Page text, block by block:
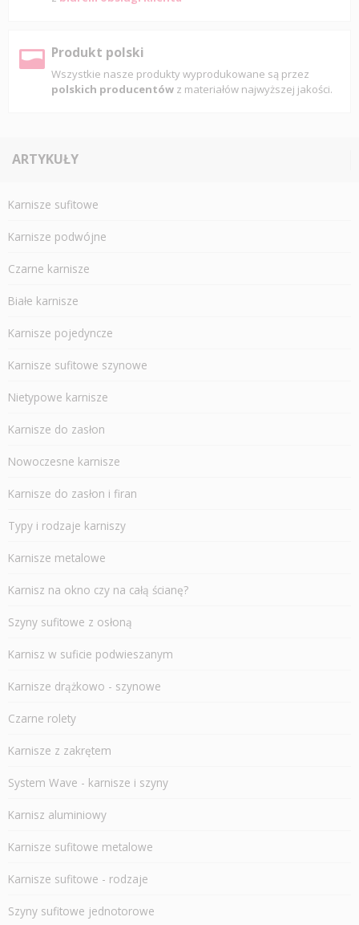
Produkt polski
Wszystkie nasze produkty wyprodukowane są przez
polskich producentów z materiałów najwyższej jakości.
ARTYKUŁY
Karnisze sufitowe
Karnisze podwójne
Czarne karnisze
Białe karnisze
Karnisze pojedyncze
Karnisze sufitowe szynowe
Nietypowe karnisze
Karnisze do zasłon
Nowoczesne karnisze
Karnisze do zasłon i firan
Typy i rodzaje karniszy
Karnisze metalowe
Karnisz na okno czy na całą ścianę?
Szyny sufitowe z osłoną
Karnisz w suficie podwieszanym
Karnisze drążkowo - szynowe
Czarne rolety
Karnisze z zakrętem
System Wave - karnisze i szyny
Karnisz aluminiowy
Karnisze sufitowe metalowe
Karnisze sufitowe - rodzaje
Szyny sufitowe jednotorowe